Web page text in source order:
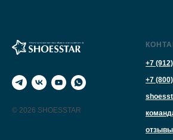
© 2026 SHOESSTAR
+7
+7
отзывы